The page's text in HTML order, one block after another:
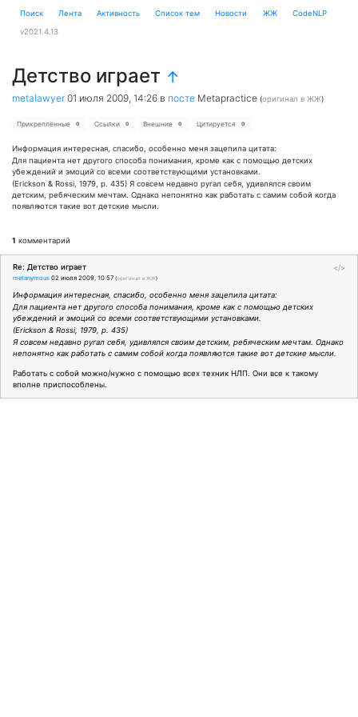
Поиск Лента Активность Cписок тем Новости ЖЖ CodeNLP
v2021.4.13
Детство играет ↑
metalawyer 01 июля 2009, 14:26 в посте Metapractice (оригинал в ЖЖ)
Прикреплённые 0 Ссылки 0 Внешние 0 Цитируется 0
Информация интересная, спасибо, особенно меня зацепила цитата:
Для пациента нет другого способа понимания, кроме как с помощью детских
убеждений и эмоций со всеми соответствующими установками.
(Erickson & Rossi, 1979, p. 435) Я совсем недавно ругал себя, удивлялся своим
детским, ребяческим мечтам. Однако непонятно как работать с самим собой когда
появляются такие вот детские мысли.
1 комментарий
</>
Re: Детство играет
metanymous 02 июля 2009, 10:57 (оригинал в ЖЖ)
Информация интересная, спасибо, особенно меня зацепила цитата:
Для пациента нет другого способа понимания, кроме как с помощью детских
убеждений и эмоций со всеми соответствующими установками.
(Erickson & Rossi, 1979, p. 435)
Я совсем недавно ругал себя, удивлялся своим детским, ребяческим мечтам. Однако
непонятно как работать с самим собой когда появляются такие вот детские мысли.
Работать с собой можно/нужно с помощью всех техник НЛП. Они все к такому
вполне приспособлены.